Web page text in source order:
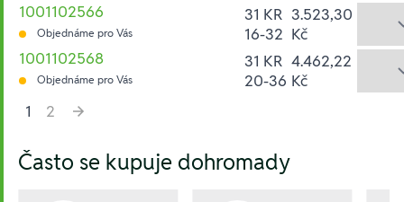
1001102566
Objednáme pro Vás
31 KR
16-32
3.523,30
Kč
1001102568
Objednáme pro Vás
31 KR
20-36
4.462,22
Kč
1
2
Často se kupuje dohromady